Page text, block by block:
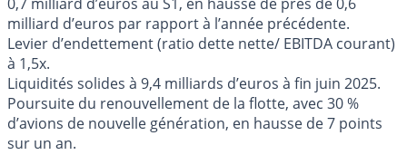
milliard d’euros par rapport à l’année précédente.
Levier d’endettement (ratio dette nette/ EBITDA courant)
à 1,5x.
Liquidités solides à 9,4 milliards d’euros à fin juin 2025.
Poursuite du renouvellement de la flotte, avec 30 %
d’avions de nouvelle génération, en hausse de 7 points
sur un an.